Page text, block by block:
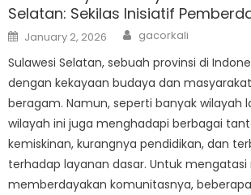
Selatan: Sekilas Inisiatif
Posted
on
January 2, 2026 Author
gacorkali
Sulawesi Selatan, sebuah provinsi di
dengan kekayaan budaya dan
beragam. Namun, seperti banyak wilayah
wilayah ini juga menghadapi berbagai
kemiskinan, kurangnya pendidikan, dan
terhadap layanan dasar. Untuk mengatasi
memberdayakan komunitasnya,